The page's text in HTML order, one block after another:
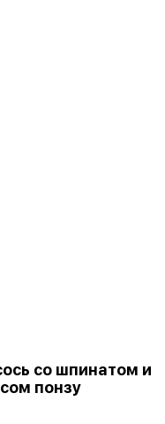
со шпинатом и
понзу